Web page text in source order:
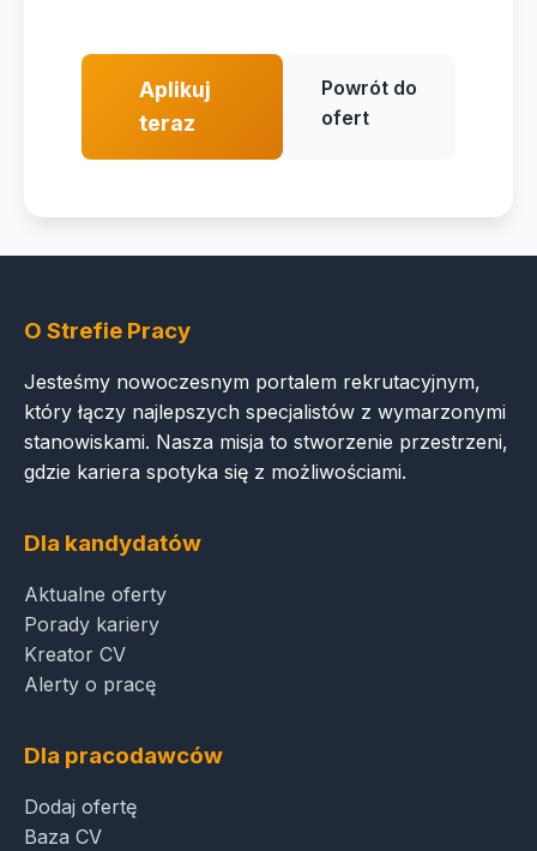
Aplikuj
teraz
Powrót do
ofert
O Strefie Pracy
Jesteśmy nowoczesnym portalem rekrutacyjnym,
który łączy najlepszych specjalistów z wymarzonymi
stanowiskami. Nasza misja to stworzenie przestrzeni,
gdzie kariera spotyka się z możliwościami.
Dla kandydatów
Aktualne oferty
Porady kariery
Kreator CV
Alerty o pracę
Dla pracodawców
Dodaj ofertę
Baza CV